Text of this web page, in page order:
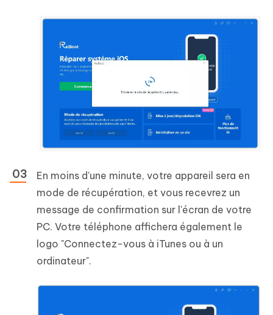
En moins d'une minute, votre appareil sera en
mode de récupération, et vous recevrez un
message de confirmation sur l'écran de votre
PC. Votre téléphone affichera également le
logo "Connectez-vous à iTunes ou à un
ordinateur".